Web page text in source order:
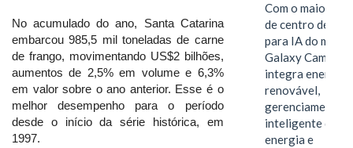
No acumulado do ano, Santa Catarina
embarcou 985,5 mil toneladas de carne
de frango, movimentando US$2 bilhões,
aumentos de 2,5% em volume e 6,3%
em valor sobre o ano anterior. Esse é o
melhor desempenho para o período
desde o início da série histórica, em
1997.
Com o maior
de centro de
para IA do
Galaxy Campus
integra energia
renovável,
gerenciamento
inteligente de
energia e